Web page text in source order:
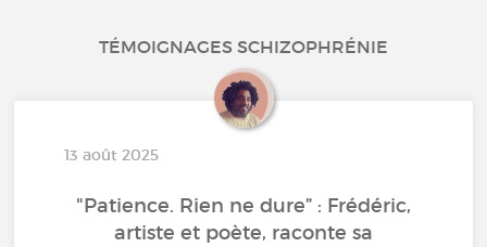
TÉMOIGNAGES SCHIZOPHRÉNIE
13 août 2025
"Patience. Rien ne dure” : Frédéric,
artiste et poète, raconte sa